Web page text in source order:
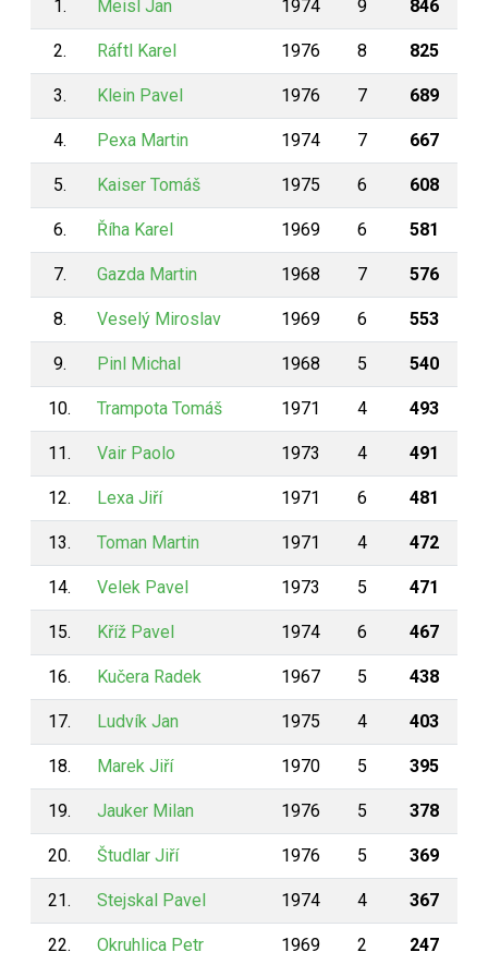
1. Meisl Jan 1974 9 846
2. Ráftl Karel 1976 8 825
3. Klein Pavel 1976 7 689
4. Pexa Martin 1974 7 667
5. Kaiser Tomáš 1975 6 608
6. Říha Karel 1969 6 581
7. Gazda Martin 1968 7 576
8. Veselý Miroslav 1969 6 553
9. Pinl Michal 1968 5 540
10. Trampota Tomáš 1971 4 493
11. Vair Paolo 1973 4 491
12. Lexa Jiří 1971 6 481
13. Toman Martin 1971 4 472
14. Velek Pavel 1973 5 471
15. Kříž Pavel 1974 6 467
16. Kučera Radek 1967 5 438
17. Ludvík Jan 1975 4 403
18. Marek Jiří 1970 5 395
19. Jauker Milan 1976 5 378
20. Študlar Jiří 1976 5 369
21. Stejskal Pavel 1974 4 367
22. Okruhlica Petr 1969 2 247